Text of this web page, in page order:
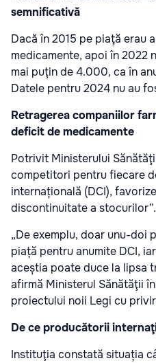
semnificativă
Dacă în 2015 pe piaţă erau
medicamente, apoi în 2022
mai puţin de 4.000, ca în
Datele pentru 2024 nu au
Retragerea companiilor
deficit de medicamente
Potrivit Ministerului
competitori pentru fiecare
internațională (DCI),
discontinuitate a stocurilor”.
„De exemplu, doar unu-doi
piață pentru anumite DCI,
aceștia poate duce la lipsa
afirmă Ministerul Sănătăţii
proiectului noii Legi cu
De ce producătorii
Instituţia constată situația